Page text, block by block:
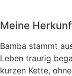
Meine
Bamba stammt
Leben traurig
kurzen Kette,